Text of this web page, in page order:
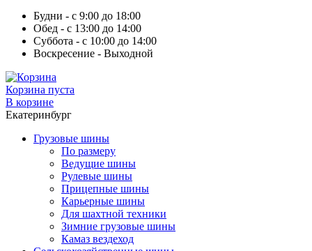
Будни - с 9:00 до 18:00
Обед - с 13:00 до 14:00
Суббота - с 10:00 до 14:00
Воскресение - Выходной
Корзина пуста
В корзине
Екатеринбург
Грузовые шины
По размеру
Ведущие шины
Рулевые шины
Прицепные шины
Карьерные шины
Для шахтной техники
Зимние грузовые шины
Камаз вездеход